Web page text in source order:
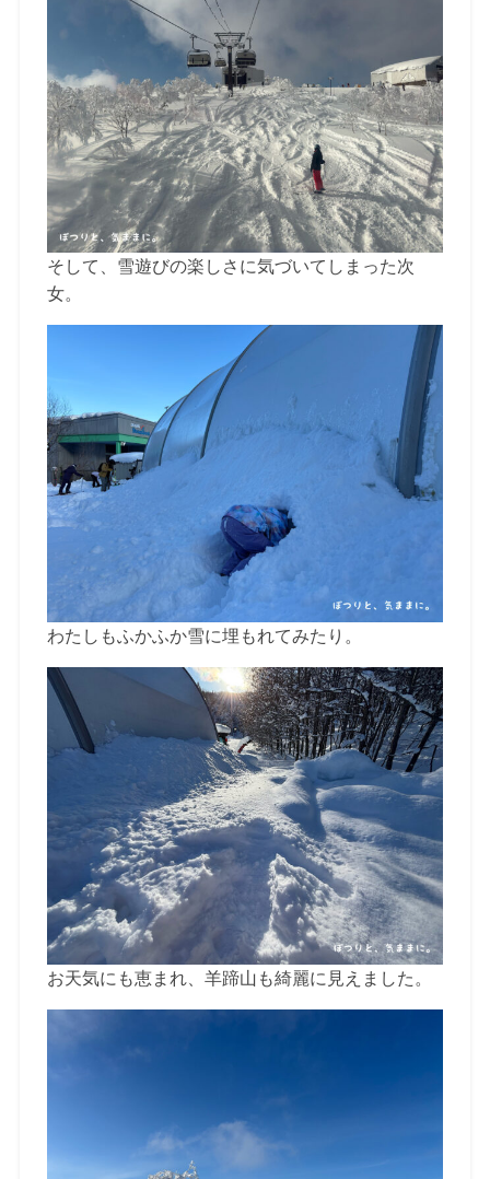
そして、雪遊びの楽しさに気づいてしまった次
女。
わたしもふかふか雪に埋もれてみたり。
お天気にも恵まれ、羊蹄山も綺麗に見えました。